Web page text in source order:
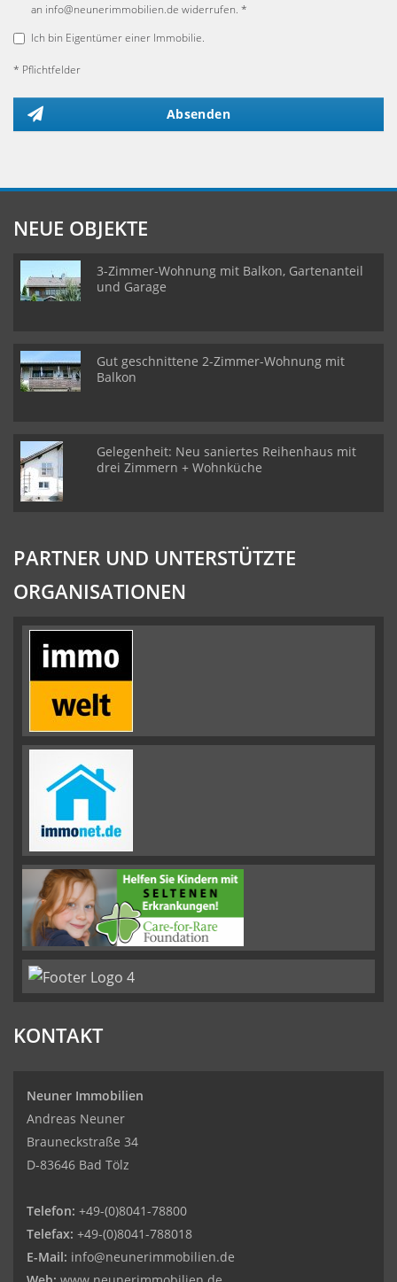
an info@neunerimmobilien.de widerrufen. *
Ich bin Eigentümer einer Immobilie.
* Pflichtfelder
Absenden
NEUE OBJEKTE
3-Zimmer-Wohnung mit Balkon, Gartenanteil
und Garage
Gut geschnittene 2-Zimmer-Wohnung mit
Balkon
Gelegenheit: Neu saniertes Reihenhaus mit
drei Zimmern + Wohnküche
PARTNER UND UNTERSTÜTZTE
ORGANISATIONEN
KONTAKT
Neuner Immobilien
Andreas Neuner
Brauneckstraße 34
D-83646 Bad Tölz
Telefon: +49-(0)8041-78800
Telefax: +49-(0)8041-788018
E-Mail: info@neunerimmobilien.de